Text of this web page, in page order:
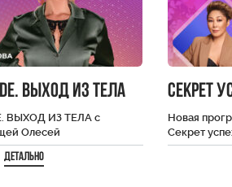
ВЫХОД ИЗ ТЕЛА
ВЫХОД ИЗ ТЕЛА с
Олесей
м сезоне традиционно
героев и
Детально
Секрет
Новая
Секрет
видим,